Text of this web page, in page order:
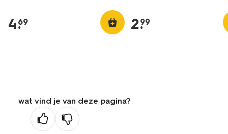
4.
69 2.
99
wat vind je van deze pagina?